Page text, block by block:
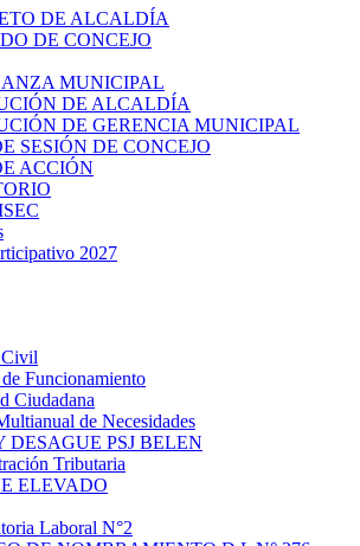
DE ALCALDÍA
DE CONCEJO
MUNICIPAL
DE ALCALDÍA
DE GERENCIA MUNICIPAL
SESIÓN DE CONCEJO
ACCIÓN
2027
Civil
Funcionamiento
Ciudadana
de Necesidades
DESAGUE PSJ BELEN
Tributaria
ELEVADO
Laboral N°2